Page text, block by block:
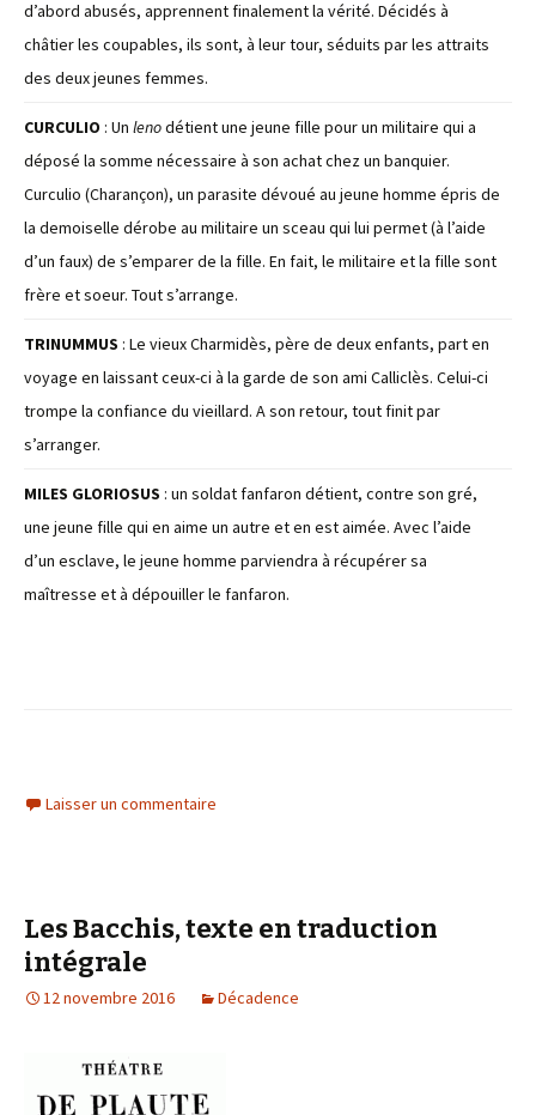
d’abord abusés, apprennent finalement la vérité. Décidés à
châtier les coupables, ils sont, à leur tour, séduits par les attraits
des deux jeunes femmes.
CURCULIO : Un lenodétient une jeune fille pour un militaire qui a
déposé la somme nécessaire à son achat chez un banquier.
Curculio (Charançon), un parasite dévoué au jeune homme épris de
la demoiselle dérobe au militaire un sceau qui lui permet (à l’aide
d’un faux) de s’emparer de la fille. En fait, le militaire et la fille sont
frère et soeur. Tout s’arrange.
TRINUMMUS : Le vieux Charmidès, père de deux enfants, part en
voyage en laissant ceux-ci à la garde de son ami Calliclès. Celui-ci
trompe la confiance du vieillard. A son retour, tout finit par
s’arranger.
MILES GLORIOSUS : un soldat fanfaron détient, contre son gré,
une jeune fille qui en aime un autre et en est aimée. Avec l’aide
d’un esclave, le jeune homme parviendra à récupérer sa
maîtresse et à dépouiller le fanfaron.
Laisser un commentaire
Les Bacchis, texte en traduction
intégrale
12 novembre 2016 Décadence